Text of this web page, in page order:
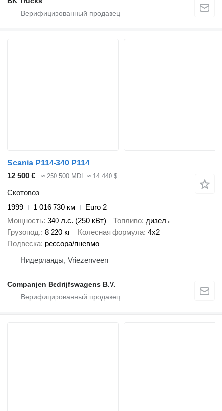
Scania P114-340 P114
12 500 €
≈ 250 500 MDL ≈ 14 440 $
Скотовоз
1999
1 016 730 км
Euro 2
Мощность 340 л.с. (250 кВт) Топливо дизель
Грузопод. 8 220 кг Колесная формула 4x2
Подвеска рессора/пневмо
Нидерланды, Vriezenveen
Companjen Bedrijfswagens B.V.